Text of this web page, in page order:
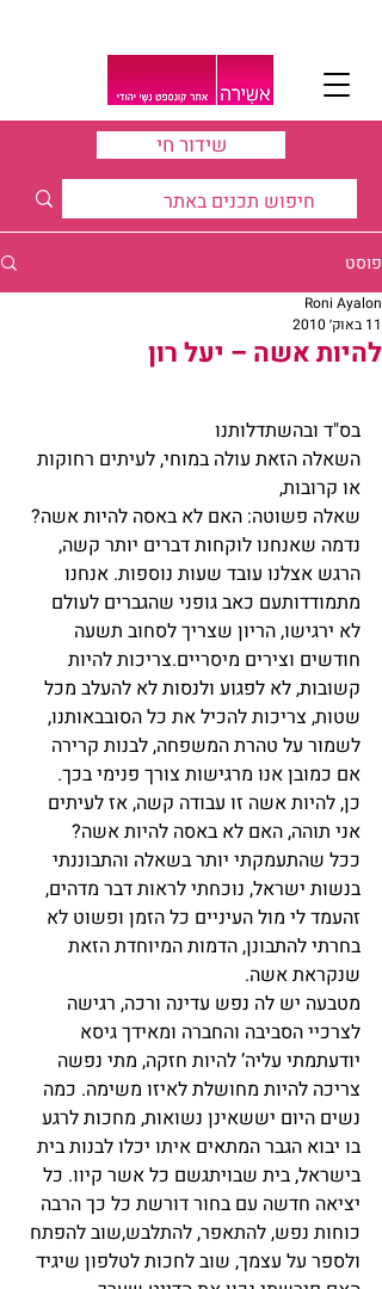
שידור חי
פוסט
להיות אשה – יעל רון
Roni Ayalon
11 באוק׳ 2010
בס"ד ובהשתדלותנו
השאלה הזאת עולה במוחי, לעיתים רחוקות
או קרובות,
שאלה פשוטה: האם לא באסה להיות אשה?
נדמה שאנחנו לוקחות דברים יותר קשה,
הרגש אצלנו עובד שעות נוספות. אנחנו
מתמודדותעם כאב גופני שהגברים לעולם
לא ירגישו, הריון שצריך לסחוב תשעה
חודשים וצירים מיסריים.צריכות להיות
קשובות, לא לפגוע ולנסות לא להעלב מכל
שטות, צריכות להכיל את כל הסובבאותנו,
לשמור על טהרת המשפחה, לבנות קרירה
אם כמובן אנו מרגישות צורך פנימי בכך.
כן, להיות אשה זו עבודה קשה, אז לעיתים
אני תוהה, האם לא באסה להיות אשה?
ככל שהתעמקתי יותר בשאלה והתבוננתי
בנשות ישראל, נוכחתי לראות דבר מדהים,
זהעמד לי מול העיניים כל הזמן ופשוט לא
בחרתי להתבונן, הדמות המיוחדת הזאת
שנקראת אשה.
מטבעה יש לה נפש עדינה ורכה, רגישה
לצרכיי הסביבה והחברה ומאידך גיסא
יודעתמתי עליה’ להיות חזקה, מתי נפשה
צריכה להיות מחושלת לאיזו משימה. כמה
נשים היום יששאינן נשואות, מחכות לרגע
בו יבוא הגבר המתאים איתו יכלו לבנות בית
בישראל, בית שבויתגשם כל אשר קיוו. כל
יציאה חדשה עם בחור דורשת כל כך הרבה
כוחות נפש, להתאפר, להתלבש,שוב להפתח
ולספר על עצמך, שוב לחכות לטלפון שיגיד